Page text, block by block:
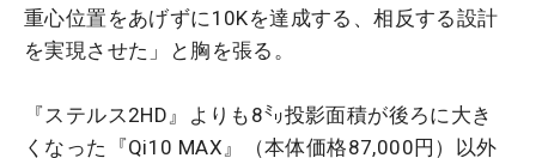
重心位置をあげずに10Kを達成する、相反する設計
を実現させた」と胸を張る。
『ステルス2HD』よりも8㍉投影面積が後ろに大き
くなった『Qi10 MAX』（本体価格87,000円）以外